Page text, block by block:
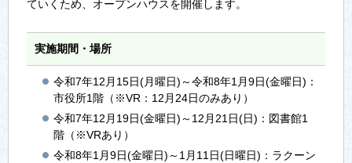
ていくため、オープンハウスを開催します。
実施期間・場所
令和7年12月15日(月曜日)～令和8年1月9日(金曜日)：
市役所1階（※VR：12月24日のみあり）
令和7年12月19日(金曜日)～12月21日(日)：図書館1
階（※VRあり）
令和8年1月9日(金曜日)～1月11日(日曜日)：ラクーン